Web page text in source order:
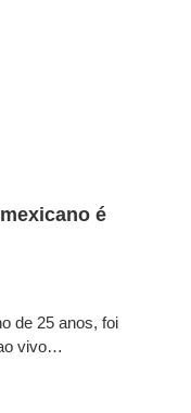
é
de 25 anos, foi
vivo…